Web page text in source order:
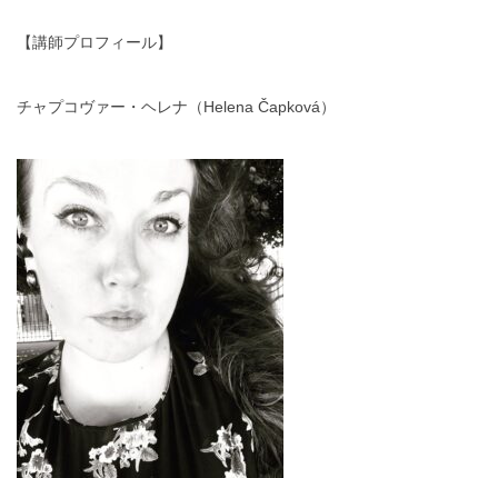
【講師プロフィール】
チャプコヴァー・ヘレナ（Helena Čapková）